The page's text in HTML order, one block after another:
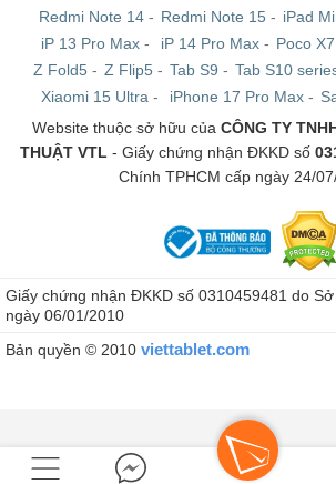
Redmi Note 14 - Redmi Note 15 - iPad
iP 13 Pro Max - iP 14 Pro Max - Poco
Z Fold5 - Z Flip5 - Tab S9 - Tab S10
Xiaomi 15 Ultra - iPhone 17 Pro Max-
Website thuộc sở hữu của CÔNG TY
THUẬT VTL - Giấy chứng nhận ĐKKD số
Chính TPHCM cấp ngày 24/
Giấy chứng nhận ĐKKD số 0310459481 do
ngày 06/01/2010
Bản quyền © 2010 viettablet.com